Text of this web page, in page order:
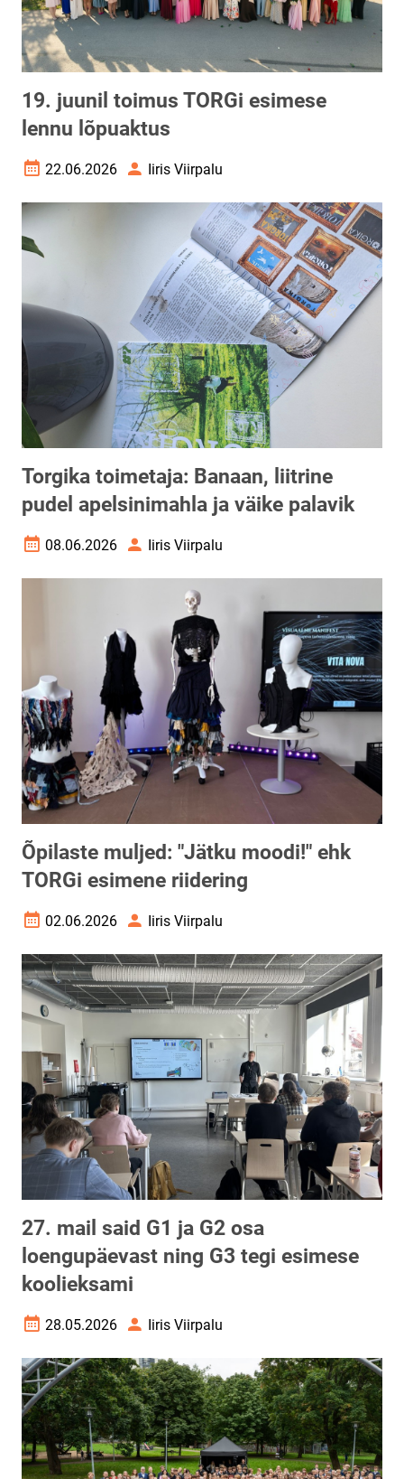
19. juunil toimus TORGi esimese
lennu lõpuaktus
Loomise kuupäev
22.06.2026 AutorIiris Viirpalu
Torgika toimetaja: Banaan, liitrine
pudel apelsinimahla ja väike palavik
Loomise kuupäev
08.06.2026 AutorIiris Viirpalu
Õpilaste muljed: "Jätku moodi!" ehk
TORGi esimene riidering
Loomise kuupäev
02.06.2026 AutorIiris Viirpalu
27. mail said G1 ja G2 osa
loengupäevast ning G3 tegi esimese
koolieksami
Loomise kuupäev
28.05.2026 AutorIiris Viirpalu